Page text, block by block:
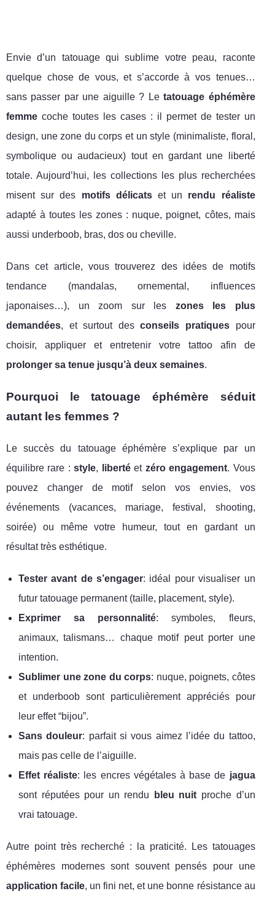
Envie d’un tatouage qui sublime votre peau, raconte
quelque chose de vous, et s’accorde à vos tenues…
sans passer par une aiguille ? Letatouage éphémère
femme coche toutes les cases : il permet de tester un
design, une zone du corps et un style (minimaliste, floral,
symbolique ou audacieux) tout en gardant une liberté
totale. Aujourd’hui, les collections les plus recherchées
misent sur des motifs délicatset un rendu réaliste
adapté à toutes les zones : nuque, poignet, côtes, mais
aussi underboob, bras, dos ou cheville.
Dans cet article, vous trouverez des idées de motifs
tendance (mandalas, ornemental, influences
japonaises…), un zoom sur les zones les plus
demandées, et surtout desconseils pratiques pour
choisir, appliquer et entretenir votre tattoo afin de
prolonger sa tenue jusqu’à deux semaines.
Pourquoi le tatouage éphémère séduit
autant les femmes ?
Le succès du tatouage éphémère s’explique par un
équilibre rare :style, libertéet zéro engagement. Vous
pouvez changer de motif selon vos envies, vos
événements (vacances, mariage, festival, shooting,
soirée) ou même votre humeur, tout en gardant un
résultat très esthétique.
Tester avant de s’engager: idéal pour visualiser un
futur tatouage permanent (taille, placement, style).
Exprimer sa personnalité: symboles, fleurs,
animaux, talismans… chaque motif peut porter une
intention.
Sublimer une zone du corps: nuque, poignets, côtes
et underboob sont particulièrement appréciés pour
leur effet “bijou”.
Sans douleur: parfait si vous aimez l’idée du tattoo,
mais pas celle de l’aiguille.
Effet réaliste: les encres végétales à base de jagua
sont réputées pour un rendu
bleu nuit proche d’un
vrai tatouage.
Autre point très recherché : la praticité. Les tatouages
éphémères modernes sont souvent pensés pour une
application facile, un fini net, et une bonne résistance au